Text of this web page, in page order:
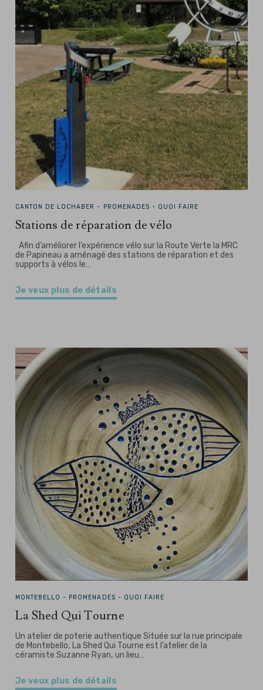
CANTON DE LOCHABER - PROMENADES - QUOI FAIRE
Stations de réparation de vélo
Afin d’améliorer l’expérience vélo sur la Route Verte la MRC
de Papineau a aménagé des stations de réparation et des
supports à vélos le…
Je veux plus de détails
MONTEBELLO - PROMENADES - QUOI FAIRE
La Shed Qui Tourne
Un atelier de poterie authentique Située sur la rue principale
de Montebello, La Shed Qui Tourne est l’atelier de la
céramiste Suzanne Ryan, un lieu…
Je veux plus de détails